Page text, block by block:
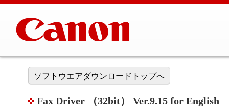
ソフトウエアダウンロードトップへ
Fax Driver （32bit） Ver.9.15 for English